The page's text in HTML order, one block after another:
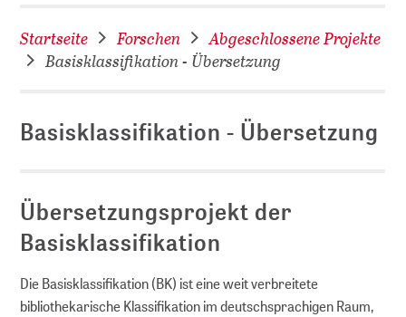
Startseite Forschen
Abgeschlossene Projekte
Basisklassifikation - Übersetzung
Basisklassifikation - Übersetzung
Übersetzungsprojekt der
Basisklassifikation
Die Basisklassifikation (BK) ist eine weit verbreitete
bibliothekarische Klassifikation im deutschsprachigen Raum,